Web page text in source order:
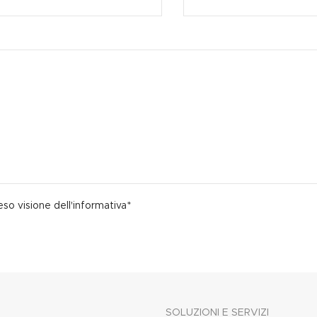
visione dell'informativa*
SOLUZIONI E SERVIZI